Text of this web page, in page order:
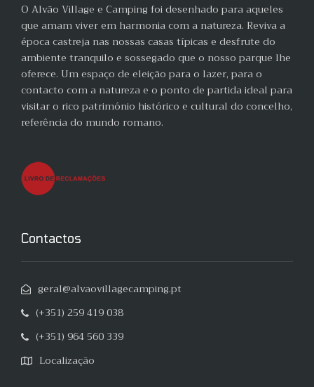
O Alvão Village e Camping foi desenhado para aqueles
que amam viver em harmonia com a natureza. Reviva a
época castreja nas nossas casas típicas e desfrute do
ambiente tranquilo e sossegado que o nosso parque lhe
oferece. Um espaço de eleição para o lazer, para o
contacto com a natureza e o ponto de partida ideal para
visitar o rico património histórico e cultural do concelho,
referência do mundo romano.
Contactos
geral@alvaovillagecamping.pt
(+351) 259 419 038
(+351) 964 560 339
Localização